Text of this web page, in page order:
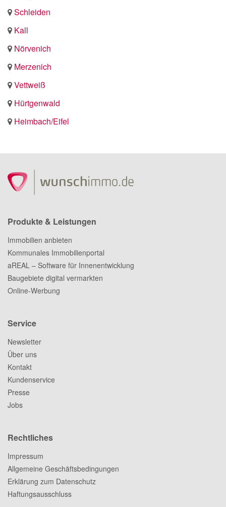
Schleiden
Kall
Nörvenich
Merzenich
Vettweiß
Hürtgenwald
Heimbach/Eifel
Produkte & Leistungen
Immobilien anbieten
Kommunales Immobilienportal
aREAL – Software für Innenentwicklung
Baugebiete digital vermarkten
Online-Werbung
Service
Newsletter
Über uns
Kontakt
Kundenservice
Presse
Jobs
Rechtliches
Impressum
Allgemeine Geschäftsbedingungen
Erklärung zum Datenschutz
Haftungsausschluss